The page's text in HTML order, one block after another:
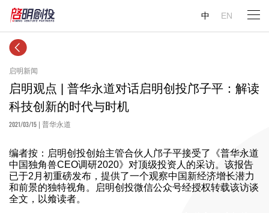
中 EN
启明新闻
启明观点 | 普华永道对话启明创投邝子平：解读
科技创新的时代与时机
2021/03/15 | 普华永道
编者按：启明创投创始主管合伙人邝子平接受了《普华永道
中国独角兽CEO调研2020》对顶级投资人的采访。该报告
已于2月初重磅发布，提供了一个观察中国新经济增长潜力
和前景的独特视角。启明创投微信公众号经授权转载该访谈
全文，以飨读者。